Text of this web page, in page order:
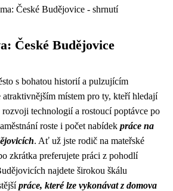
České Budějovice - shrnutí
České Budějovice
s bohatou historií a pulzujícím
atraktivnějším místem pro ty, kteří hledají
technologií a rostoucí poptávce po
roste i počet nabídek práce na
. Ať už jste rodič na mateřské
zkrátka preferujete práci z pohodlí
najdete širokou škálu
práce, které lze vykonávat z domova